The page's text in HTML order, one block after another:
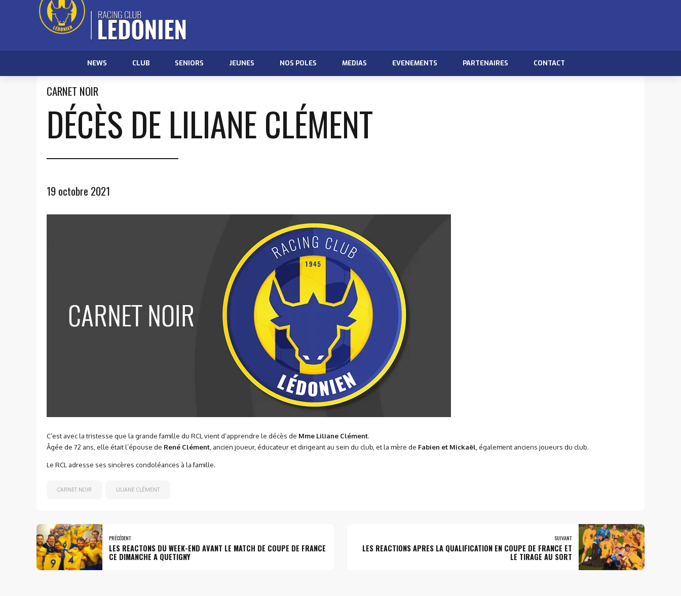
NEWS CLUB SENIORS JEUNES NOS POLES MEDIAS EVENEMENTS PARTENAIRES CONTACT
CARNET NOIR
DÉCÈS DE LILIANE CLÉMENT
19 octobre 2021
C’est avec la tristesse que la grande famille du RCL vient d’apprendre le décès de Mme Liliane Clément.
Âgée de 72 ans, elle était l’épouse de René Clément , ancien joueur, éducateur et dirigeant au sein du club, et la mère de Fabien et Mickaël , également anciens joueurs du club.
Le RCL adresse ses sincères condoléances à la famille.
CARNET NOIR LILIANE CLÉMENT
PRÉCÉDENT
LES REACTONS DU WEEK-END AVANT LE MATCH DE COUPE DE FRANCE
CE DIMANCHE A QUETIGNY
SUIVANT
LES REACTIONS APRES LA QUALIFICATION EN COUPE DE FRANCE ET
LE TIRAGE AU SORT